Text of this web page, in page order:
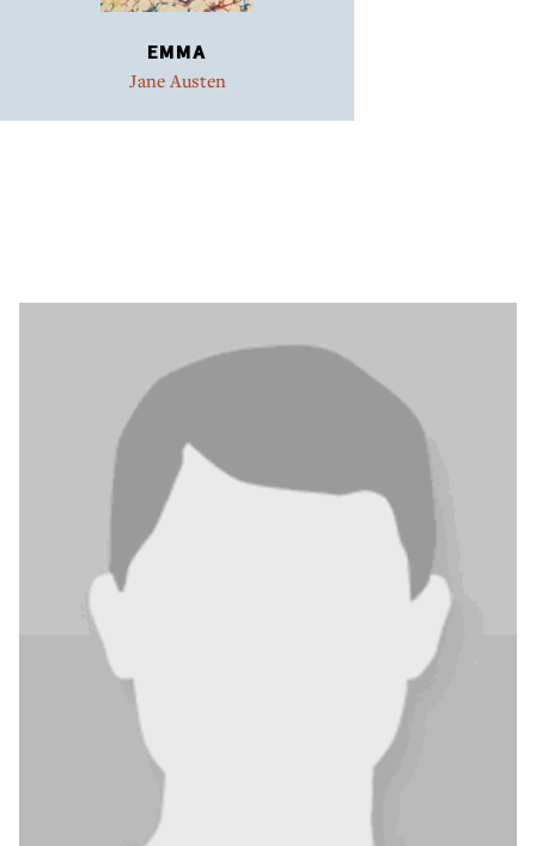
over tid og sted, fordi hun ser
mennesket, som det er, og ønsker at
beskrive vejen til frihed for den enkelte.
EMMA
Jane Austen